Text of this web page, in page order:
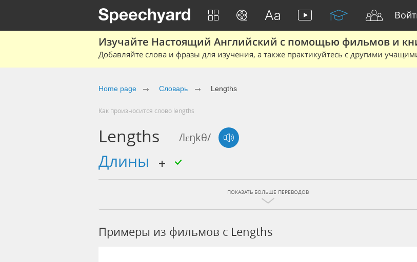
Изучайте Настоящий Английский с помощью фильмов и
Добавляйте слова и фразы для изучения, а также практикуйтесь с другими
Home page Словарь Lengths
Как произносится слово lengths
Lengths /lɛŋkθ/
длины
ПОКАЗАТЬ БОЛЬШЕ ПЕРЕВОДОВ
Примеры из фильмов c Lengths